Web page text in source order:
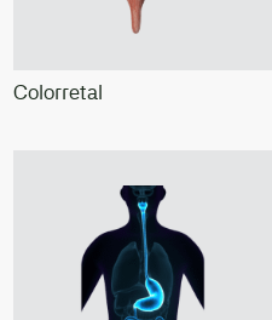
Colorretal